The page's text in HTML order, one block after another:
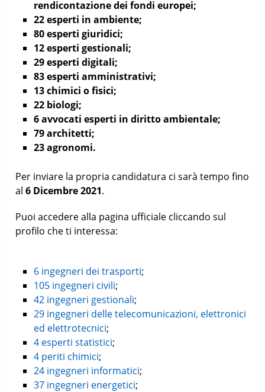
rendicontazione dei fondi europei;
22 esperti in ambiente;
80 esperti giuridici;
12 esperti gestionali;
29 esperti digitali;
83 esperti amministrativi;
13 chimici o fisici;
22 biologi;
6 avvocati esperti in diritto ambientale;
79 architetti;
23 agronomi.
Per inviare la propria candidatura ci sarà tempo fino
al6 Dicembre 2021.
Puoi accedere alla pagina ufficiale cliccando sul
profilo che ti interessa:
6 ingegneri dei trasporti;
105 ingegneri civili;
42 ingegneri gestionali;
29 ingegneri delle telecomunicazioni, elettronici
ed elettrotecnici;
4 esperti statistici;
4 periti chimici;
24 ingegneri informatici;
37 ingegneri energetici;